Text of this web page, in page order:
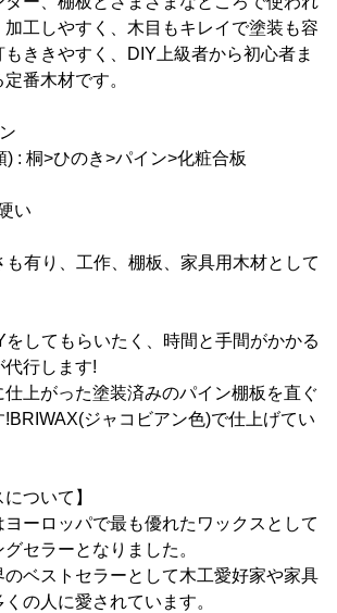
工しやすく、木目もキレイで塗装も容
ききやすく、DIY上級者から初心者ま
番木材です。
: 桐>ひのき>パイン>化粧合板
い
有り、工作、棚板、家具用木材として
してもらいたく、時間と手間がかかる
行します!
仕上がった塗装済みのパイン棚板を直ぐ
ジャコビアン色)で仕上げてい
ついて】
ーロッパで最も優れたワックスとして
セラーとなりました。
のベストセラーとして木工愛好家や家具
の人に愛されています。